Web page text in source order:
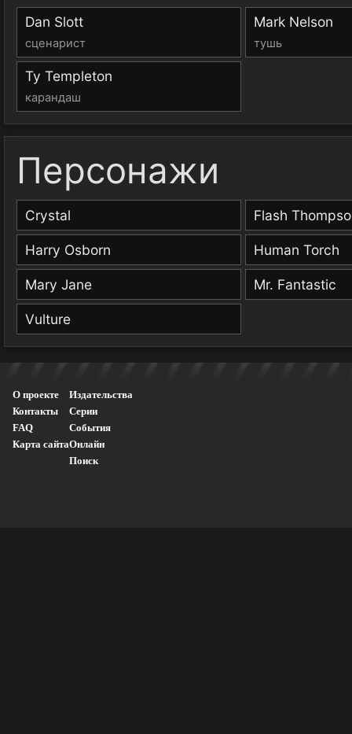
Dan Slott
сценарист
Mark Nelson
тушь
Ty Templeton
карандаш
Персонажи
Crystal Flash
Harry Osborn Human Torch
Mary Jane Mr. Fantastic
Vulture
О проекте
Контакты
FAQ
Карта сайта
Издательства
Серии
События
Онлайн
Поиск